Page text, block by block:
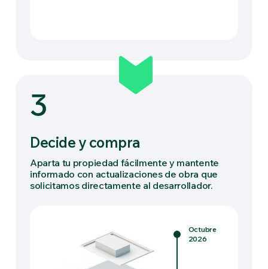
3
Decide y compra
Aparta tu propiedad fácilmente y mantente
informado con actualizaciones de obra que
solicitamos directamente al desarrollador.
Octubre
2026